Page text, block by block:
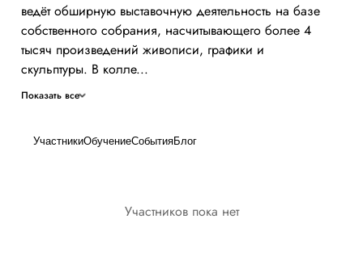
ведёт обширную выставочную деятельность на базе
собственного собрания, насчитывающего более 4
тысяч произведений живописи, графики и
скульптуры. В колле...
Показать все
УчастникиОбучениеСобытияБлог
Участников пока нет